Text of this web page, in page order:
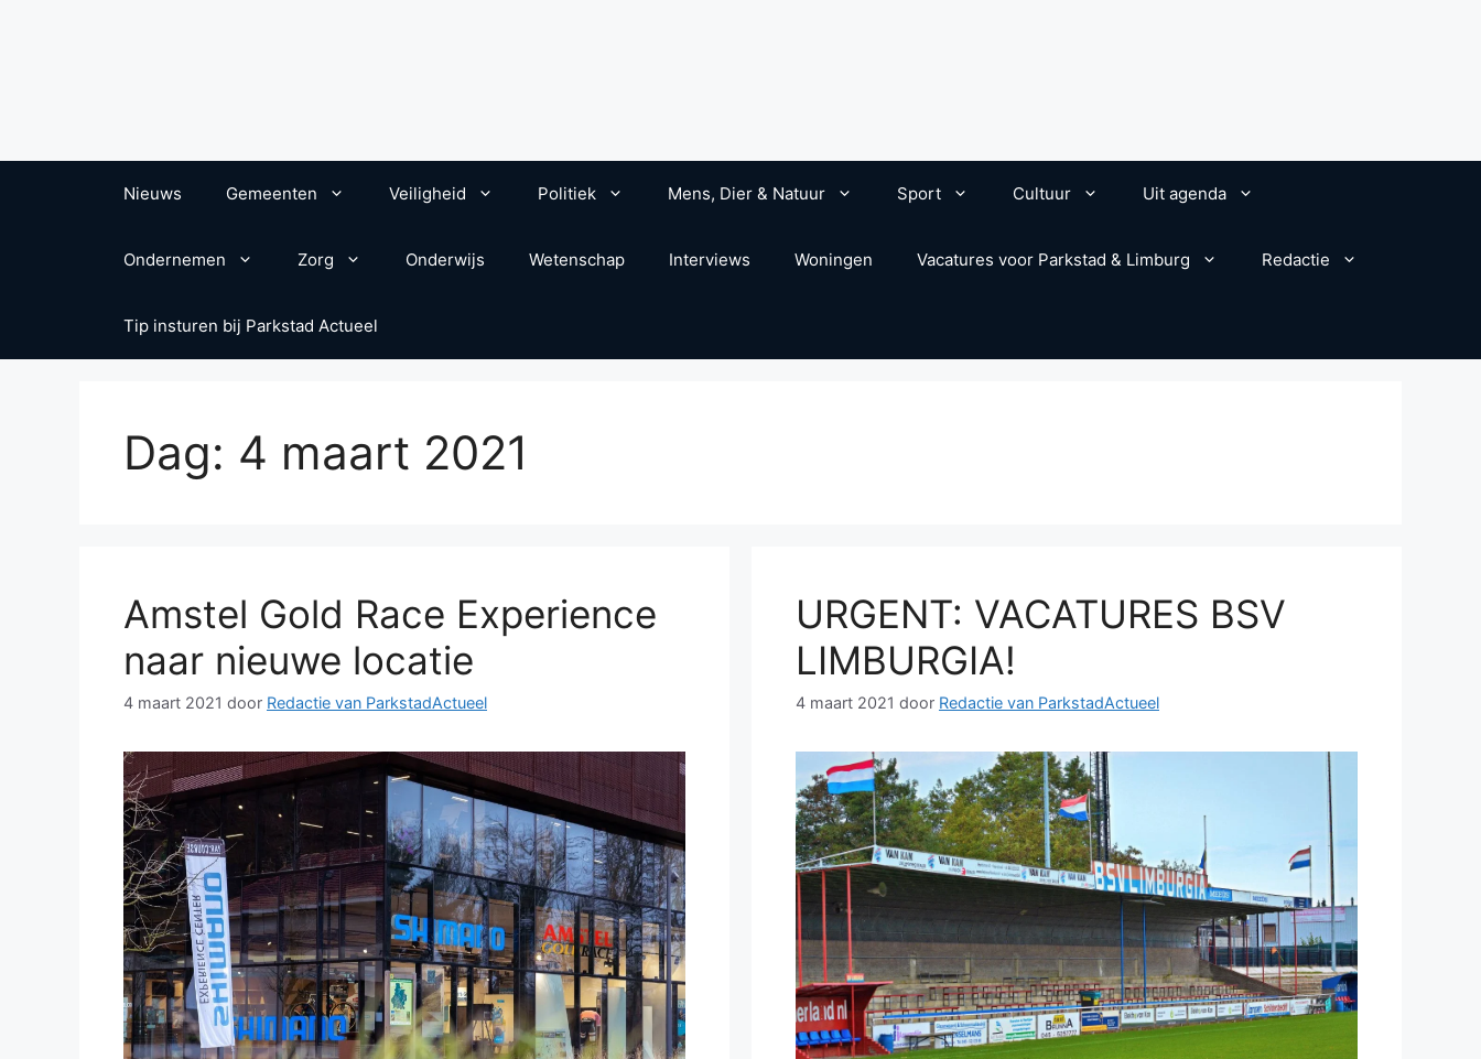
Nieuws Gemeenten Veiligheid Politiek Mens, Dier & Natuur Sport Cultuur Uit agenda
Ondernemen Zorg Onderwijs Wetenschap Interviews Woningen Vacatures voor Parkstad & Limburg Redactie
Tip insturen bij Parkstad Actueel
Dag: 4 maart 2021
Amstel Gold Race Experience
naar nieuwe locatie
4 maart 2021 door Redactie van ParkstadActueel
URGENT: VACATURES BSV
LIMBURGIA!
4 maart 2021 door Redactie van ParkstadActueel